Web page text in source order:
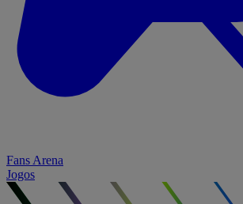
Fans Arena
Jogos